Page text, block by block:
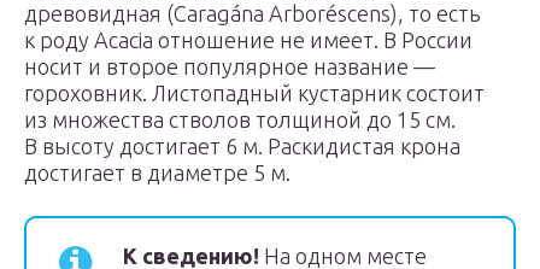
древовидная (Caragána Arboréscens), то есть
к роду Acacia отношение не имеет. В России
носит и второе популярное название —
гороховник. Листопадный кустарник состоит
из множества стволов толщиной до 15 см.
В высоту достигает 6 м. Раскидистая крона
достигает в диаметре 5 м.
К сведению! На одном месте